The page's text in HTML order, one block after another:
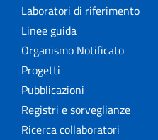
Laboratori di riferimento
Linee guida
Organismo Notificato
Progetti
Pubblicazioni
Registri e sorveglianze
Ricerca collaboratori